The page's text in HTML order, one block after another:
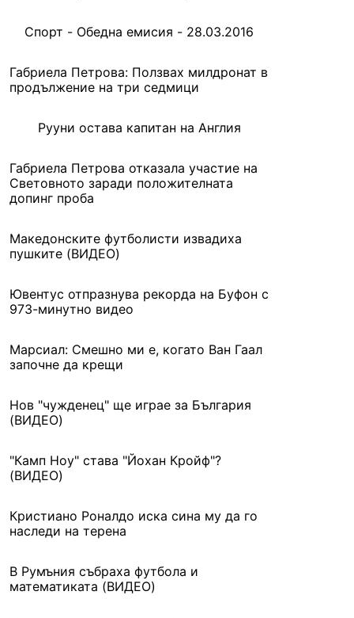
Спорт - Обедна емисия - 28.03.2016
Габриела Петрова: Ползвах милдронат в
продължение на три седмици
Рууни остава капитан на Англия
Габриела Петрова отказала участие на
Световното заради положителната
допинг проба
Македонските футболисти извадиха
пушките (ВИДЕО)
Ювентус отпразнува рекорда на Буфон с
973-минутно видео
Марсиал: Смешно ми е, когато Ван Гаал
започне да крещи
Нов "чужденец" ще играе за България
(ВИДЕО)
"Камп Ноу" става "Йохан Кройф"?
(ВИДЕО)
Кристиано Роналдо иска сина му да го
наследи на терена
В Румъния събраха футбола и
математиката (ВИДЕО)